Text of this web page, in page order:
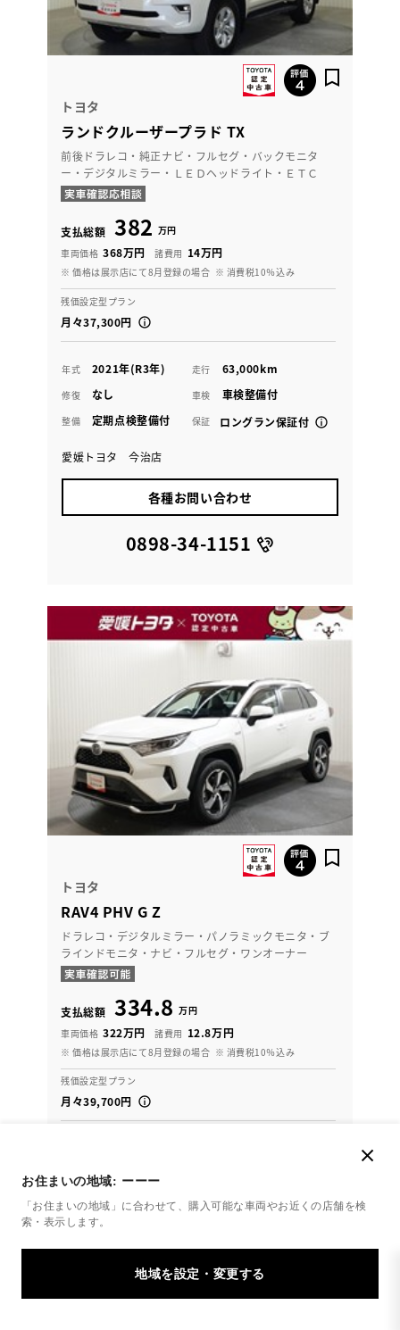
お住まいの地域: ーーー
「お住まいの地域」に合わせて、購入可能な車両やお近くの店舗を検
索・表示します。
トヨタ
ランドクルーザープラド TX
前後ドラレコ・純正ナビ・フルセグ・バックモニタ
ー・デジタルミラー・ＬＥＤヘッドライト・ＥＴＣ
支払総額 382 万円
車両価格 368万円 諸費用 14万円
※ 価格は展示店にて8月登録の場合 ※ 消費税10％込み
残価設定型プラン
月々37,300円
年式 2021年(R3年) 走行 63,000km
修復 なし 車検 車検整備付
整備 定期点検整備付 保証 ロングラン保証付
愛媛トヨタ 今治店
各種お問い合わせ
0898-34-1151
トヨタ
RAV4 PHV G Z
ドラレコ・デジタルミラー・パノラミックモニタ・ブ
ラインドモニタ・ナビ・フルセグ・ワンオーナー
支払総額 334.8 万円
車両価格 322万円 諸費用 12.8万円
※ 価格は展示店にて8月登録の場合 ※ 消費税10％込み
残価設定型プラン
月々39,700円
修復 なし
整備 定期点検整備付 保証
ロングラン保証付
愛媛トヨタ 今治店